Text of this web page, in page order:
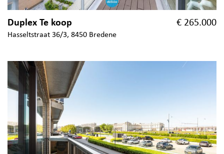
Duplex Te koop € 265.000
Hasseltstraat 36/3, 8450 Bredene